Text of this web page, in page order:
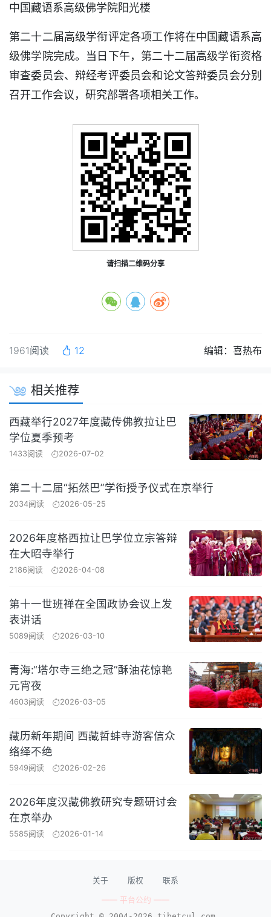
中国藏语系高级佛学院阳光楼
第二十二届高级学衔评定各项工作将在中国藏语系高
级佛学院完成。当日下午，第二十二届高级学衔资格
审查委员会、辩经考评委员会和论文答辩委员会分别
召开工作会议，研究部署各项相关工作。
请扫描二维码分享
1961阅读 12 编辑：喜热布
相关推荐
西藏举行2027年度藏传佛教拉让巴
学位夏季预考
1433阅读 2026-07-02
第二十二届“拓然巴”学衔授予仪式在京举行
2034阅读 2026-05-25
2026年度格西拉让巴学位立宗答辩
在大昭寺举行
2186阅读 2026-04-08
第十一世班禅在全国政协会议上发
表讲话
5089阅读 2026-03-10
青海:“塔尔寺三绝之冠”酥油花惊艳
元宵夜
4603阅读 2026-03-05
藏历新年期间 西藏哲蚌寺游客信众
络绎不绝
5949阅读 2026-02-26
2026年度汉藏佛教研究专题研讨会
在京举办
5585阅读 2026-01-14
关于 版权 联系
—— 平台公约 ——